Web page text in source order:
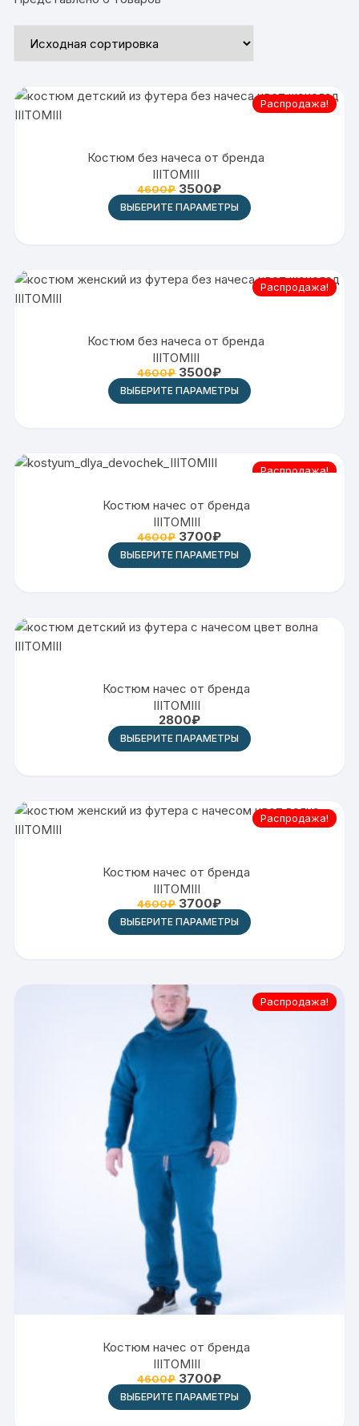
Распродажа!
Костюм без начеса от бренда
IIITOMIII
4600₽ 3500₽
ВЫБЕРИТЕ ПАРАМЕТРЫ
Распродажа!
Костюм без начеса от бренда
IIITOMIII
4600₽ 3500₽
ВЫБЕРИТЕ ПАРАМЕТРЫ
Распродажа!
Костюм начес от бренда
IIITOMIII
4600₽ 3700₽
ВЫБЕРИТЕ ПАРАМЕТРЫ
Костюм начес от бренда
IIITOMIII
2800₽
ВЫБЕРИТЕ ПАРАМЕТРЫ
Распродажа!
Костюм начес от бренда
IIITOMIII
4600₽ 3700₽
ВЫБЕРИТЕ ПАРАМЕТРЫ
Распродажа!
Костюм начес от бренда
IIITOMIII
4600₽ 3700₽
ВЫБЕРИТЕ ПАРАМЕТРЫ